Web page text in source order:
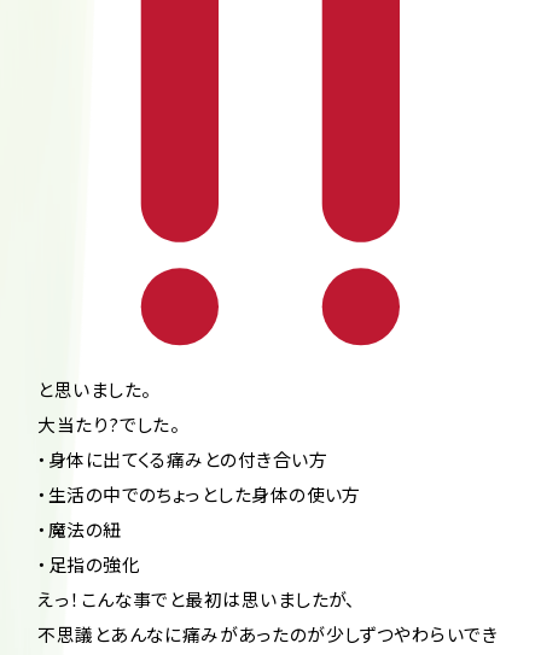
と思いました。
大当たり?でした。
・身体に出てくる痛みとの付き合い方
・生活の中でのちょっとした身体の使い方
・魔法の紐
・足指の強化
えっ！こんな事でと最初は思いましたが、
不思議とあんなに痛みがあったのが少しずつやわらいでき